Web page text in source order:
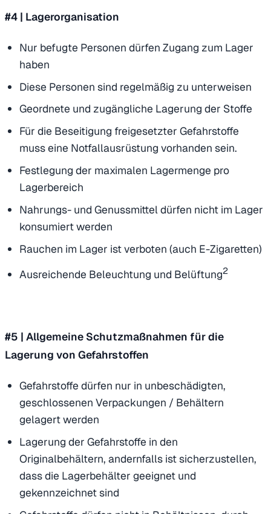
#4 | Lagerorganisation
Nur befugte Personen dürfen Zugang zum Lager
haben
Diese Personen sind regelmäßig zu unterweisen
Geordnete und zugängliche Lagerung der Stoffe
Für die Beseitigung freigesetzter Gefahrstoffe
muss eine Notfallausrüstung vorhanden sein.
Festlegung der maximalen Lagermenge pro
Lagerbereich
Nahrungs- und Genussmittel dürfen nicht im Lager
konsumiert werden
Rauchen im Lager ist verboten (auch E-Zigaretten)
Ausreichende Beleuchtung und Belüftung2
#5 | Allgemeine Schutzmaßnahmen für die
Lagerung von Gefahrstoffen
Gefahrstoffe dürfen nur in unbeschädigten,
geschlossenen Verpackungen / Behältern
gelagert werden
Lagerung der Gefahrstoffe in den
Originalbehältern, andernfalls ist sicherzustellen,
dass die Lagerbehälter geeignet und
gekennzeichnet sind